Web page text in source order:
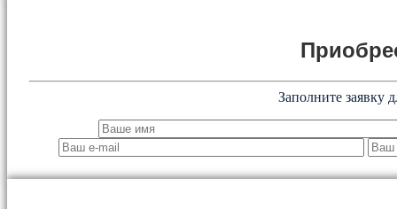
Заполните заявку